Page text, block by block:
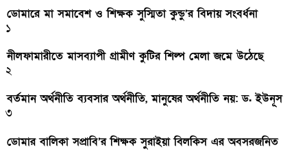
ডোমারে মা সমাবেশ ও শিক্ষক সুস্মিতা কুন্ডু’র বিদায় সংবর্ধনা
১
নীলফামারীতে মাসব্যাপী গ্রামীণ কুটির শিল্প মেলা জমে উঠেছে
২
বর্তমান অর্থনীতি ব্যবসার অর্থনীতি, মানুষের অর্থনীতি নয়: ড. ইউনূস
৩
ডোমার বালিকা সপ্রাবি’র শিক্ষক সুরাইয়া বিলকিস এর অবসরজনিত